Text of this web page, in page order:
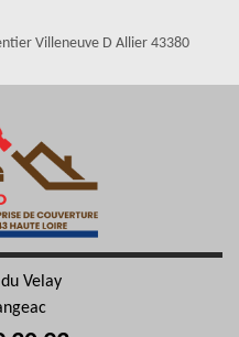
Villeneuve D Allier 43380
Velay